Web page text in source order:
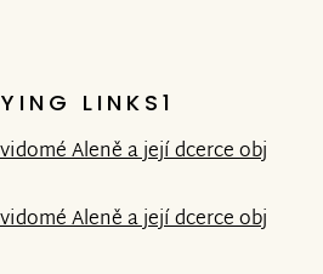
LINKS1
Aleně a její dcerce obj
Aleně a její dcerce obj